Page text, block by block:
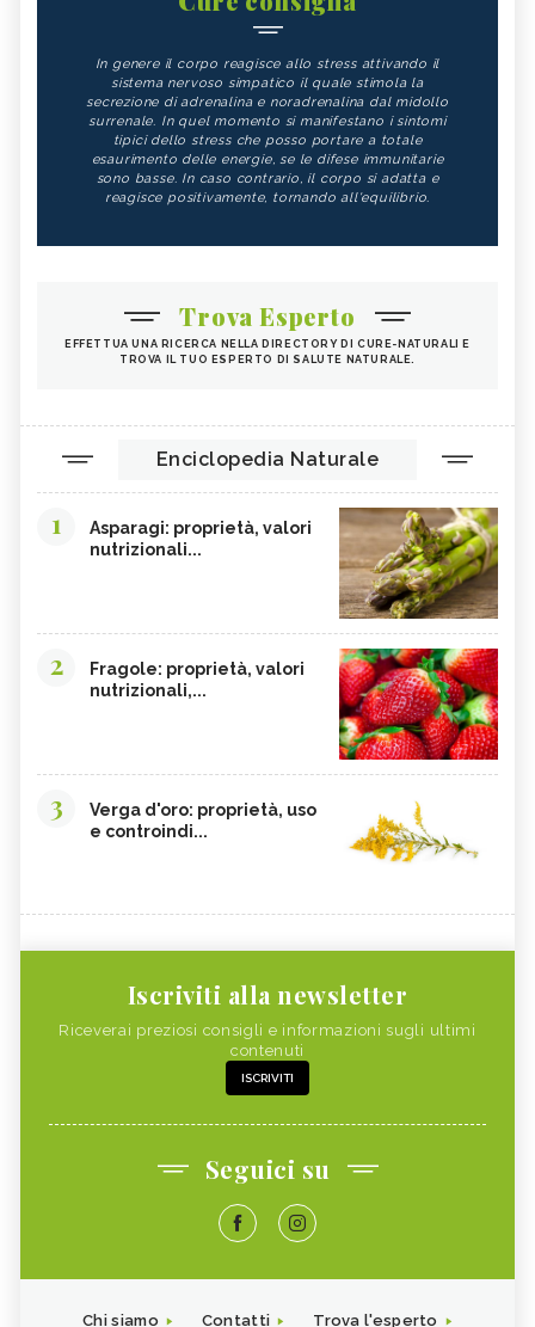
In genere il corpo reagisce allo stress attivando il
sistema nervoso simpatico il quale stimola la
secrezione di adrenalina e noradrenalina dal midollo
surrenale. In quel momento si manifestano i sintomi
tipici dello stress che posso portare a totale
esaurimento delle energie, se le difese immunitarie
sono basse. In caso contrario, il corpo si adatta e
reagisce positivamente, tornando all'equilibrio.
Trova Esperto
EFFETTUA UNA RICERCA NELLA DIRECTORY DI CURE-NATURALI E
TROVA IL TUO ESPERTO DI SALUTE NATURALE.
Enciclopedia Naturale
1
Asparagi: proprietà, valori
nutrizionali...
2
Fragole: proprietà, valori
nutrizionali,...
3
Verga d'oro: proprietà, uso
e controindi...
Iscriviti alla newsletter
Riceverai preziosi consigli e informazioni sugli ultimi
contenuti
ISCRIVITI
Seguici su
Chi siamo Contatti Trova l'esperto